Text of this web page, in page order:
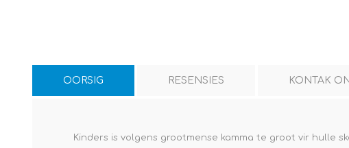
OORSIG RESENSIES KONTAK
Kinders is volgens grootmense kamma te groot vir hulle